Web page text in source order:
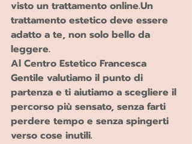
visto un trattamento online.Un
trattamento estetico deve essere
adatto a te, non solo bello da
leggere.
Al Centro Estetico Francesca
Gentile valutiamo il punto di
partenza e ti aiutiamo a scegliere il
percorso più sensato, senza farti
perdere tempo e senza spingerti
verso cose inutili.